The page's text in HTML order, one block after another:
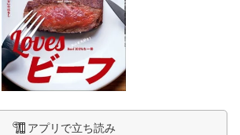
アプリで立ち読み